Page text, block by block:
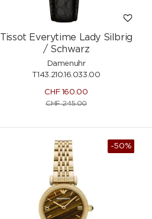
Tissot Everytime Lady Silbrig
/ Schwarz
Damenuhr
T143.210.16.033.00
CHF 160.00
CHF245.00
NEU
-50%